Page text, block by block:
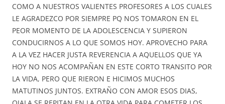
COMO A NUESTROS VALIENTES PROFESORES A LOS CUALES
LE AGRADEZCO POR SIEMPRE PQ NOS TOMARON EN EL
PEOR MOMENTO DE LA ADOLESCENCIA Y SUPIERON
CONDUCIRNOS A LO QUE SOMOS HOY. APROVECHO PARA
A LA VEZ HACER JUSTA REVERENCIA A AQUELLOS QUE YA
HOY NO NOS ACOMPAÑAN EN ESTE CORTO TRANSITO POR
LA VIDA, PERO QUE RIERON E HICIMOS MUCHOS
MATUTINOS JUNTOS. EXTRAÑO CON AMOR ESOS DIAS,